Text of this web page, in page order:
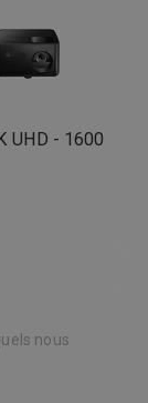
UHD - 1600
nous